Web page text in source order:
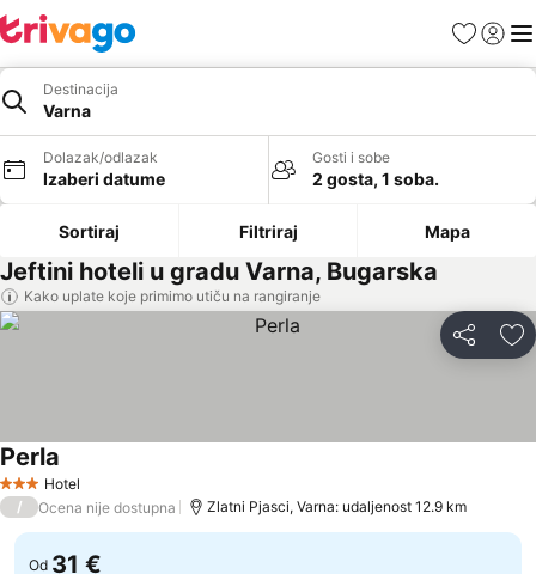
FavoritiPrijavi
Destinacija
Varna
Dolazak/odlazak
Izaberi datume
Gosti i sobe
2 gosta, 1 soba.
Sortiraj Filtriraj Mapa
Jeftini hoteli u gradu Varna, Bugarska
Kako uplate koje primimo utiču na rangiranje
Deli
3 Zvezdice
Hotel
Perla
/ Ocena nije dostupna Zlatni Pjasci, Varna: udaljenost 12.9 km
Od 31 €